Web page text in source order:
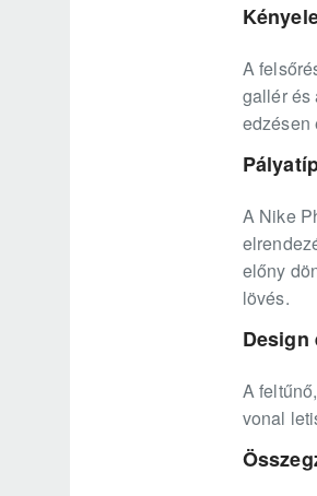
A
gallér és
edzésen
A Nike
előny
lövés.
Design
A
vonal